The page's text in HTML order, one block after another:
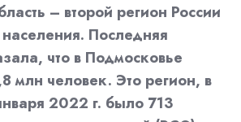
– второй регион России
населения. Последняя
что в Подмосковье
млн человек. Это регион, в
2022 г. было 713